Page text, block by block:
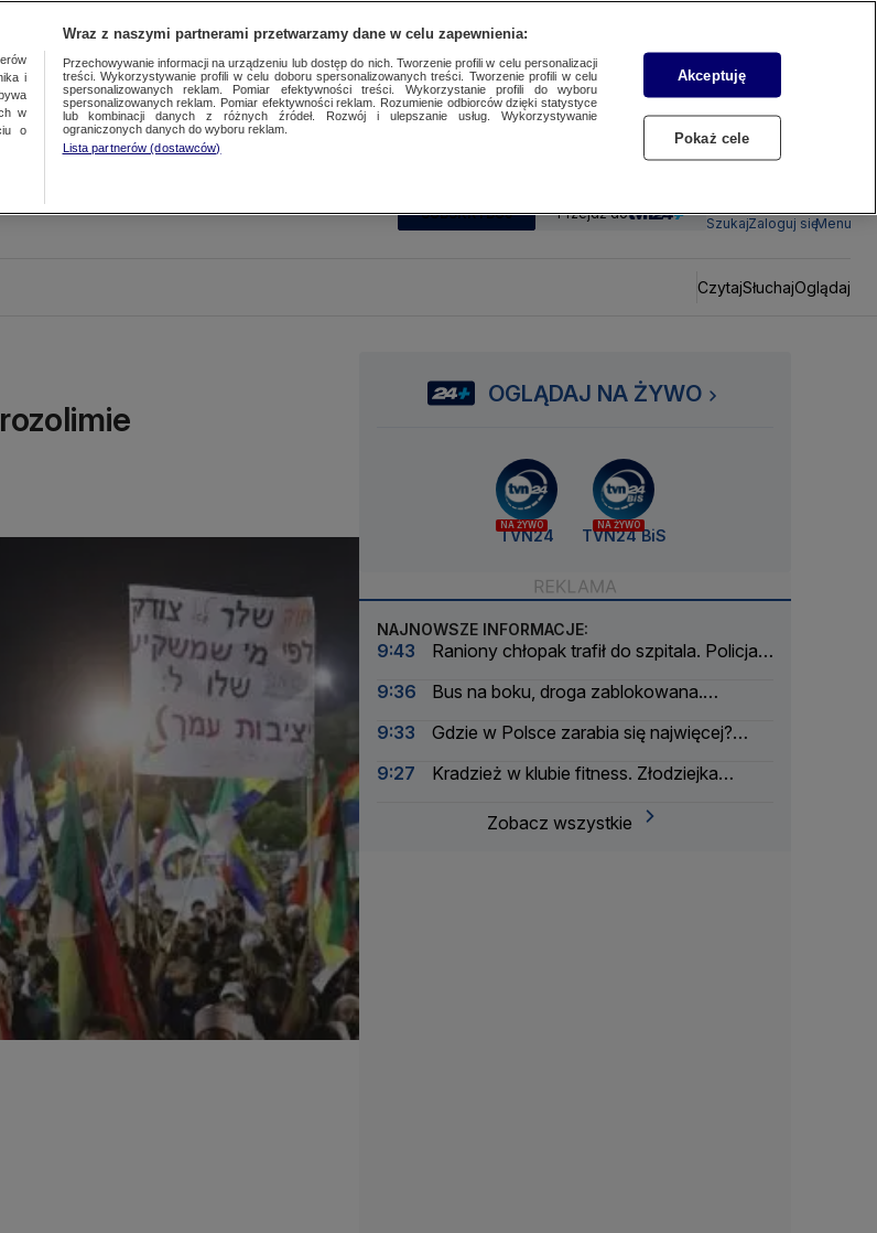
SUBSKRYBUJ Przejdź do
SzukajZaloguj sięMenu
CzytajSłuchajOglądaj
OGLĄDAJ NA ŻYWO
NA ŻYWO
TVN24
NA ŻYWO
TVN24 BiS
NAJNOWSZE INFORMACJE:
9:43
Raniony chłopak trafił do szpitala. Policja
9:36
Bus na boku, droga zablokowana.
9:33
Gdzie w Polsce zarabia się najwięcej?
9:27
Kradzież w klubie fitness. Złodziejka
Zobacz wszystkie
i
w
o
Wraz z naszymi partnerami przetwarzamy dane w celu zapewnienia:
Przechowywanie informacji na urządzeniu lub dostęp do nich. Tworzenie profili w celu personalizacji
treści. Wykorzystywanie profili w celu doboru spersonalizowanych treści. Tworzenie profili w celu
spersonalizowanych reklam. Pomiar efektywności treści. Wykorzystanie profili do wyboru
spersonalizowanych reklam. Pomiar efektywności reklam. Rozumienie odbiorców dzięki statystyce
lub kombinacji danych z różnych źródeł. Rozwój i ulepszanie usług. Wykorzystywanie
ograniczonych danych do wyboru reklam.
Lista partnerów (dostawców)
Akceptuję
Pokaż cele